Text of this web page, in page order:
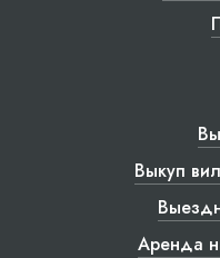
Выкуп
Аренда